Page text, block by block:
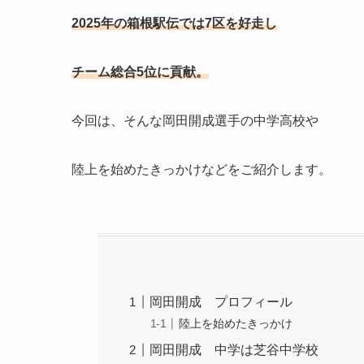
2025年の箱根駅伝では7区を好走し
チーム総合5位に貢献。
今回は、そんな岡田開成選手の中学高校や
陸上を始めたきっかけなどをご紹介します。
岡田開成 プロフィール
陸上を始めたきっかけ
岡田開成 中学は芝谷中学校